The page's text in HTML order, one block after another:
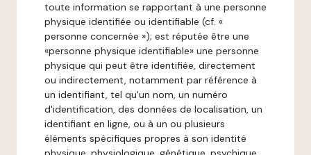
toute information se rapportant à une personne
physique identifiée ou identifiable (cf. «
personne concernée »); est réputée être une
«personne physique identifiable» une personne
physique qui peut être identifiée, directement
ou indirectement, notamment par référence à
un identifiant, tel qu'un nom, un numéro
d'identification, des données de localisation, un
identifiant en ligne, ou à un ou plusieurs
éléments spécifiques propres à son identité